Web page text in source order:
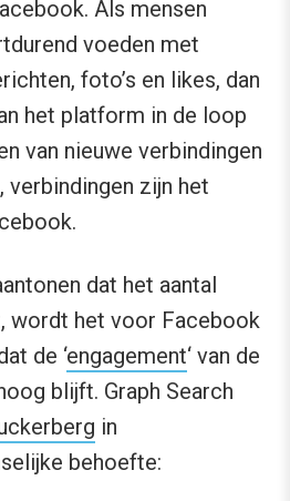
Als mensen
voeden met
foto’s en likes, dan
het platform in de loop
van nieuwe verbindingen
verbindingen zijn het
dat het aantal
wordt het voor Facebook
de ‘engagement‘ van de
blijft. Graph Search
in
behoefte: